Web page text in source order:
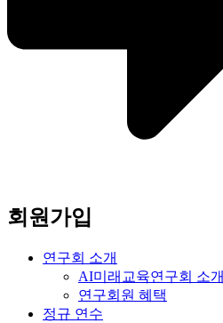
회원가입
연구회 소개
AI미래교육연구회 소개
연구회원 혜택
정규 연수